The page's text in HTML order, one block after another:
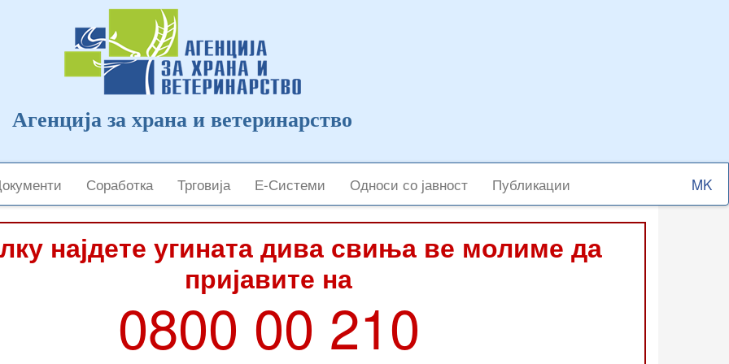
Агенција за храна и ветеринарство
Соработка Трговија Е-Системи Односи со јавност Публикации
Select
your
најдете угината дива свиња ве молиме да
пријавите на
0800 00 210